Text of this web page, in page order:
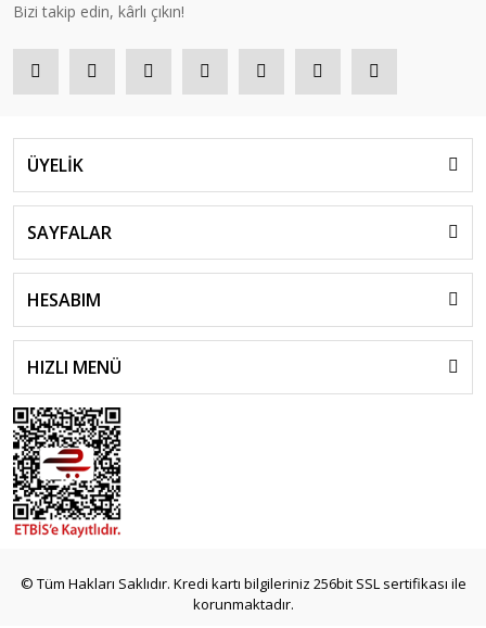
Bizi takip edin, kârlı çıkın!
ÜYELİK
SAYFALAR
HESABIM
HIZLI MENÜ
© Tüm Hakları Saklıdır. Kredi kartı bilgileriniz 256bit SSL sertifikası ile
korunmaktadır.